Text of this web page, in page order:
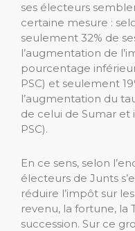
ses électeurs
certaine mesure :
seulement 32% de
l’augmentation de
pourcentage
PSC) et seulement
l’augmentation du
de celui de Sumar et
PSC).
En ce sens, selon
électeurs de Junts
réduire l’impôt sur
revenu, la fortune, la
succession. Sur ce